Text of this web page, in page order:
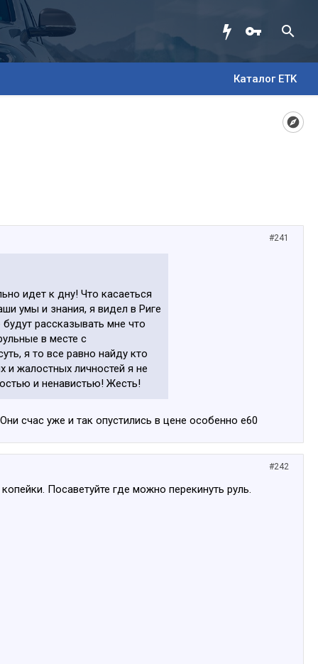
Каталог ETK
#241
идет к дну! Что касаеться
умы и знания, я видел в Риге
рассказывать мне что
в месте с
я то все равно найду кто
и жалостных личностей я не
и ненавистью! Жесть!
счас уже и так опустились в цене особенно е60
#242
Посаветуйте где можно перекинуть руль.